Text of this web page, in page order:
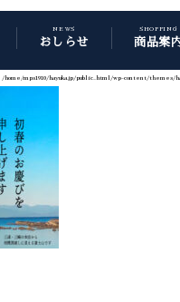
NEWS
おしらせ
SHOPPING
商品案
/home/mps1910/hayuka.jp/public_html/wp-content/themes/